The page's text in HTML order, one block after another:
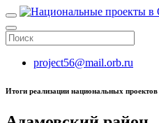
project56@mail.orb.ru
Итоги реализации национальных проектов